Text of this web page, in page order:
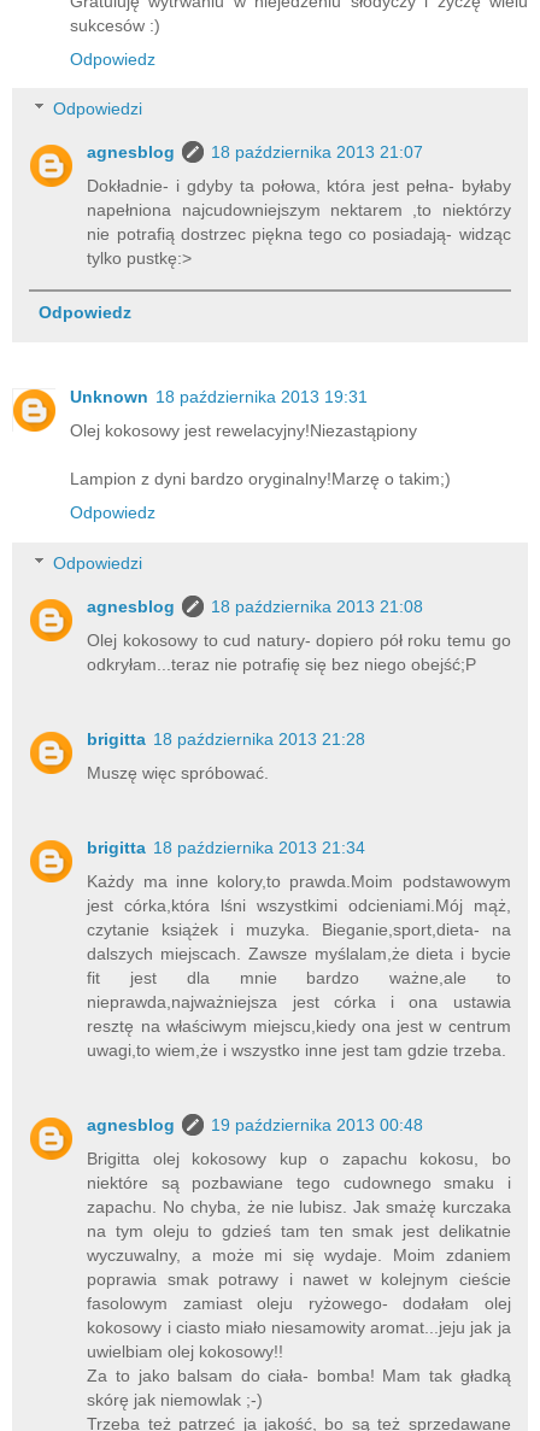
sukcesów :)
Odpowiedz
Odpowiedzi
agnesblog
18 października 2013 21:07
Dokładnie- i gdyby ta połowa, która jest pełna- byłaby
napełniona najcudowniejszym nektarem ,to niektórzy
nie potrafią dostrzec piękna tego co posiadają- widząc
tylko pustkę:>
Odpowiedz
Unknown 18 października 2013 19:31
Olej kokosowy jest rewelacyjny!Niezastąpiony
Lampion z dyni bardzo oryginalny!Marzę o takim;)
Odpowiedz
Odpowiedzi
agnesblog
18 października 2013 21:08
Olej kokosowy to cud natury- dopiero pół roku temu go
odkryłam...teraz nie potrafię się bez niego obejść;P
brigitta 18 października 2013 21:28
Muszę więc spróbować.
brigitta 18 października 2013 21:34
Każdy ma inne kolory,to prawda.Moim podstawowym
jest córka,która lśni wszystkimi odcieniami.Mój mąż,
czytanie książek i muzyka. Bieganie,sport,dieta- na
dalszych miejscach. Zawsze myślalam,że dieta i bycie
fit jest dla mnie bardzo ważne,ale to
nieprawda,najważniejsza jest córka i ona ustawia
resztę na właściwym miejscu,kiedy ona jest w centrum
uwagi,to wiem,że i wszystko inne jest tam gdzie trzeba.
agnesblog
19 października 2013 00:48
Brigitta olej kokosowy kup o zapachu kokosu, bo
niektóre są pozbawiane tego cudownego smaku i
zapachu. No chyba, że nie lubisz. Jak smażę kurczaka
na tym oleju to gdzieś tam ten smak jest delikatnie
wyczuwalny, a może mi się wydaje. Moim zdaniem
poprawia smak potrawy i nawet w kolejnym cieście
fasolowym zamiast oleju ryżowego- dodałam olej
kokosowy i ciasto miało niesamowity aromat...jeju jak ja
uwielbiam olej kokosowy!!
Za to jako balsam do ciała- bomba! Mam tak gładką
skórę jak niemowlak ;-)
Trzeba też patrzeć ja jakość, bo są też sprzedawane